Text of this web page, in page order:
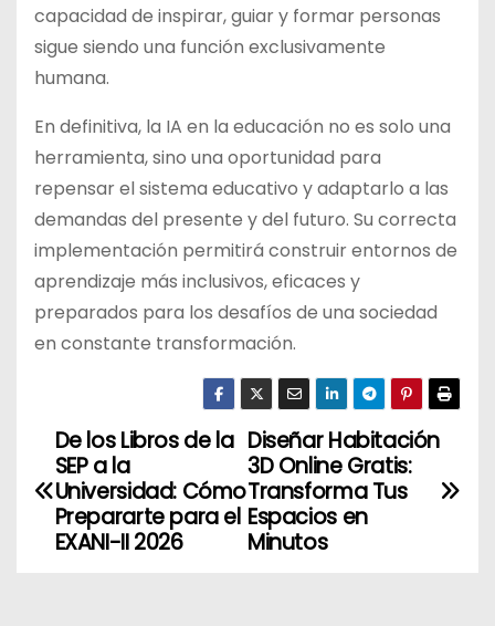
capacidad de inspirar, guiar y formar personas
sigue siendo una función exclusivamente
humana.
En definitiva, la IA en la educación no es solo una
herramienta, sino una oportunidad para
repensar el sistema educativo y adaptarlo a las
demandas del presente y del futuro. Su correcta
implementación permitirá construir entornos de
aprendizaje más inclusivos, eficaces y
preparados para los desafíos de una sociedad
en constante transformación.
N
a
Diseñar Habitación
3D Online Gratis:
Transforma Tus
Espacios en
Minutos
De los Libros de la
SEP a la
Universidad: Cómo
Prepararte para el
EXANI-II 2026